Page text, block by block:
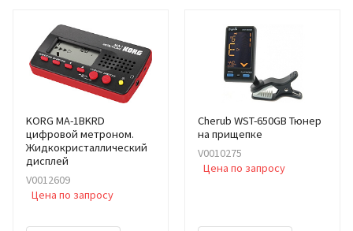
KORG MA-1BKRD
цифровой метроном.
Жидкокристаллический
дисплей
V0012609
Цена по запросу
Cherub WST-650GB Тюнер
на прищепке
V0010275
Цена по запросу